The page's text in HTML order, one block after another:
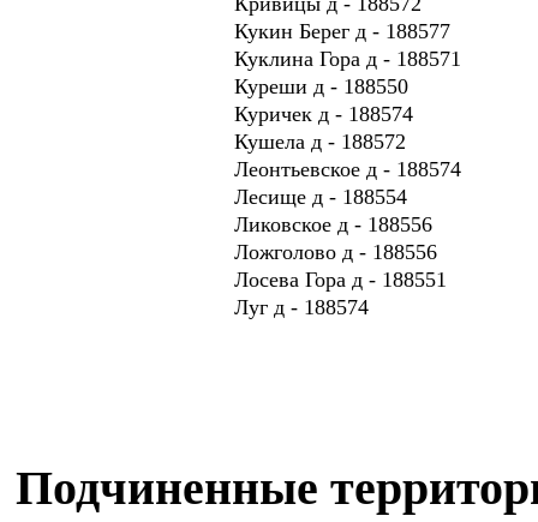
Кукин Берег д - 188577
Куклина Гора д - 188571
Куреши д - 188550
Куричек д - 188574
Кушела д - 188572
Леонтьевское д - 188574
Лесище д - 188554
Ликовское д - 188556
Ложголово д - 188556
Лосева Гора д - 188551
Луг д - 188574
Подчиненные